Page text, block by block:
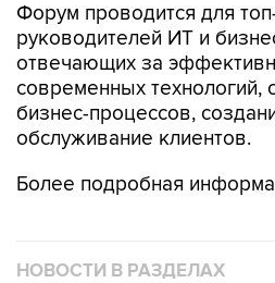
Форум проводится для
руководителей ИТ и
отвечающих за
современных технологий,
бизнес-процессов,
обслуживание клиентов.
Более подробная
НОВОСТИ В РАЗДЕЛАХ